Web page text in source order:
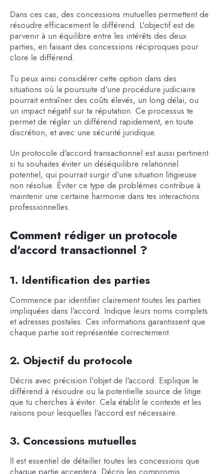
Dans ces cas, des concessions mutuelles permettent de
résoudre efficacement le différend. L'objectif est de
parvenir à un équilibre entre les intérêts des deux
parties, en faisant des concessions réciproques pour
clore le différend.
Tu peux ainsi considérer cette option dans des
situations où la poursuite d'une procédure judiciaire
pourrait entraîner des coûts élevés, un long délai, ou
un impact négatif sur ta réputation. Ce processus te
permet de régler un différend rapidement, en toute
discrétion, et avec une sécurité juridique.
Un protocole d'accord transactionnel est aussi pertinent
si tu souhaites éviter un déséquilibre relationnel
potentiel, qui pourrait surgir d'une situation litigieuse
non résolue. Éviter ce type de problèmes contribue à
maintenir une certaine harmonie dans tes interactions
professionnelles.
Comment rédiger un protocole
d'accord transactionnel ?
1. Identification des parties
Commence par identifier clairement toutes les parties
impliquées dans l'accord. Indique leurs noms complets
et adresses postales. Ces informations garantissent que
chaque partie soit représentée correctement.
2. Objectif du protocole
Décris avec précision l'objet de l'accord. Explique le
différend à résoudre ou la potentielle source de litige
que tu cherches à éviter. Cela établit le contexte et les
raisons pour lesquelles l'accord est nécessaire.
3. Concessions mutuelles
Il est essentiel de détailler toutes les concessions que
chaque partie acceptera. Décris les compromis